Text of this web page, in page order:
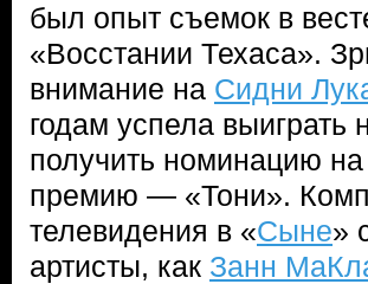
был опыт съемок в
«Восстании Техаса».
внимание на Сидни
годам успела выиграть
получить номинацию
премию — «Тони».
телевидения в «Сыне»
артисты, как Занн